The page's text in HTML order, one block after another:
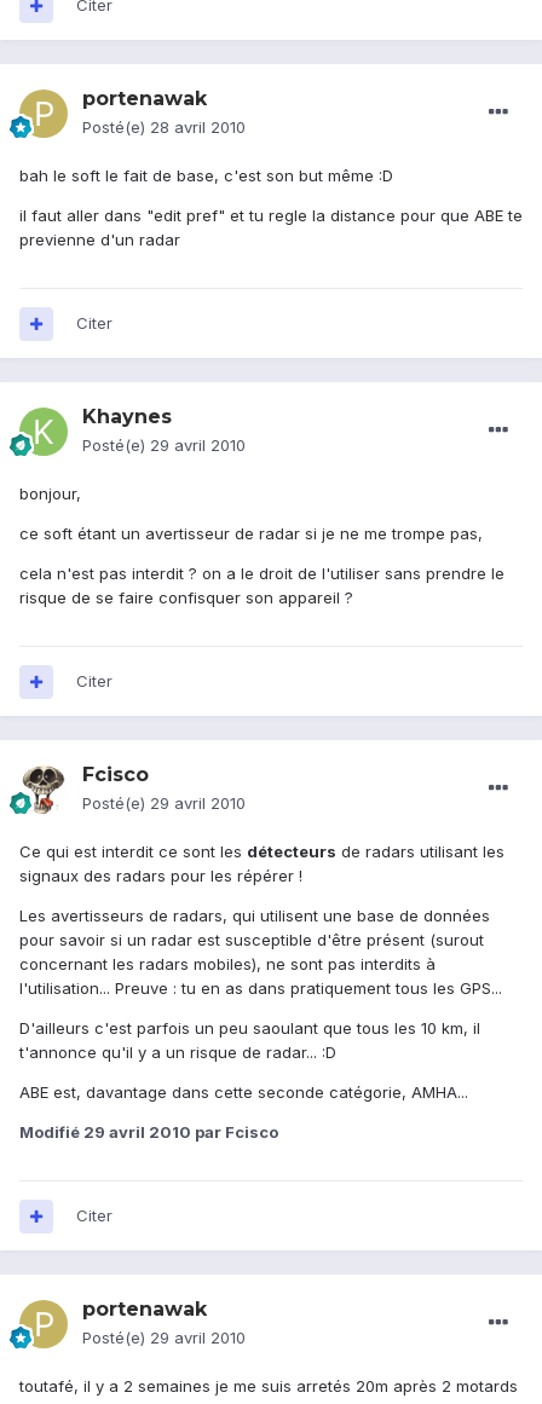
Citer
portenawak
Posté(e) 28 avril 2010
bah le soft le fait de base, c'est son but même :D
il faut aller dans "edit pref" et tu regle la distance pour que ABE te
previenne d'un radar
Citer
Khaynes
Posté(e) 29 avril 2010
bonjour,
ce soft étant un avertisseur de radar si je ne me trompe pas,
cela n'est pas interdit ? on a le droit de l'utiliser sans prendre le
risque de se faire confisquer son appareil ?
Citer
Fcisco
Posté(e) 29 avril 2010
Ce qui est interdit ce sont les détecteurs de radars utilisant les
signaux des radars pour les répérer !
Les avertisseurs de radars, qui utilisent une base de données
pour savoir si un radar est susceptible d'être présent (surout
concernant les radars mobiles), ne sont pas interdits à
l'utilisation... Preuve : tu en as dans pratiquement tous les GPS...
D'ailleurs c'est parfois un peu saoulant que tous les 10 km, il
t'annonce qu'il y a un risque de radar... :D
ABE est, davantage dans cette seconde catégorie, AMHA...
Modifié 29 avril 2010 par Fcisco
Citer
portenawak
Posté(e) 29 avril 2010
toutafé, il y a 2 semaines je me suis arretés 20m après 2 motards